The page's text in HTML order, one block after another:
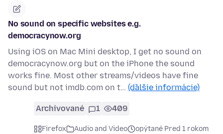
No sound on specific websites e.g.
democracynow.org
Using iOS on Mac Mini desktop, I get no sound on
democracynow.org but on the iPhone the sound
works fine. Most other streams/videos have fine
sound but not imdb.com on t… (ďalšie informácie)
Archivované 1 409
Firefox Audio and Video
opýtané Pred 1 rokom